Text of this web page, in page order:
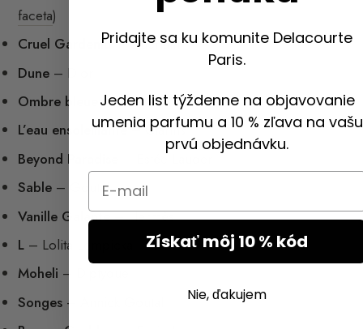
faceta)
Cruel Gardenia– Guerlain
Dune – Dior
Ombre bleue
– Jean-Charles Brosseau
L’eau ensoleillante – Clarins
Beyond Paradise
– Estée Lauder
Sable – Goutal
Vanille Galante– Hermès
L – Lolita Lempicka
Moheli – Diptyque
Songes – Annick Goutal
Pridajte sa ku komunite Delacourte
Paris.
Jeden list týždenne na objavovanie
umenia parfumu a 10 % zľava na vašu
prvú objednávku.
Email
Získať môj 10 % kód
Nie, ďakujem